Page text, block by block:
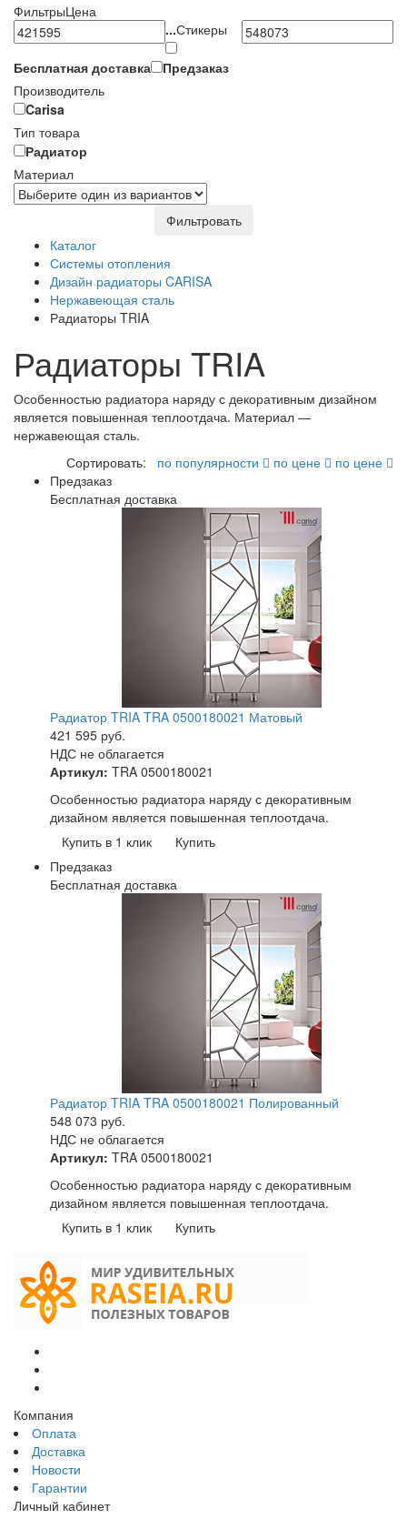
ФильтрыЦена
...Стикеры
Бесплатная доставка
Предзаказ
Производитель
Carisa
Тип товара
Радиатор
Материал
Фильтровать
Каталог
Системы отопления
Дизайн радиаторы CARISA
Нержавеющая сталь
Радиаторы TRIA
Радиаторы TRIA
Особенностью радиатора наряду с декоративным дизайном
является повышенная теплоотдача. Материал —
нержавеющая сталь.
Сортировать:
по популярности по цене
по цене
Предзаказ
Бесплатная доставка
Радиатор TRIA TRA 0500180021 Матовый
421 595 руб.
НДС не облагается
Артикул: TRA 0500180021
Особенностью радиатора наряду с декоративным
дизайном является повышенная теплоотдача.
Купить в 1 клик
Купить
Предзаказ
Бесплатная доставка
Радиатор TRIA TRA 0500180021 Полированный
548 073 руб.
НДС не облагается
Артикул: TRA 0500180021
Особенностью радиатора наряду с декоративным
дизайном является повышенная теплоотдача.
Купить в 1 клик
Купить
Компания
Оплата
Доставка
Новости
Гарантии
Личный кабинет